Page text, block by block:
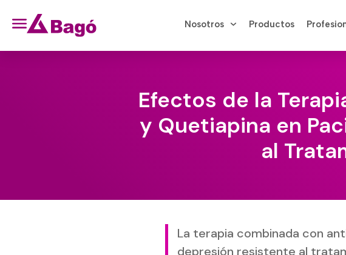
Nosotros Productos
Efectos de la
y Quetiapina en
al
La terapia combinada con
depresión resistente al